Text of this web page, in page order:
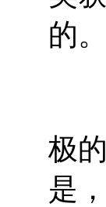
的。
作
极
是